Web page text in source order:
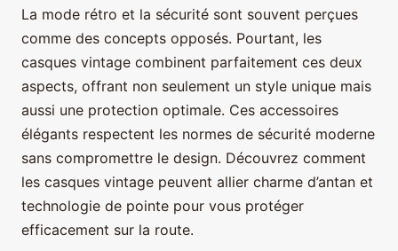
La mode rétro et la sécurité sont souvent perçues
comme des concepts opposés. Pourtant, les
casques vintage combinent parfaitement ces deux
aspects, offrant non seulement un style unique mais
aussi une protection optimale. Ces accessoires
élégants respectent les normes de sécurité moderne
sans compromettre le design. Découvrez comment
les casques vintage peuvent allier charme d’antan et
technologie de pointe pour vous protéger
efficacement sur la route.